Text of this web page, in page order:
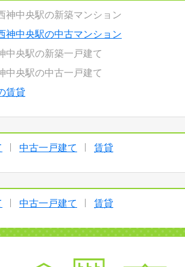
神中央駅の新築マンション
神中央駅の中古マンション
中央駅の新築一戸建て
中央駅の中古一戸建て
賃貸
中古一戸建て 賃貸
中古一戸建て 賃貸